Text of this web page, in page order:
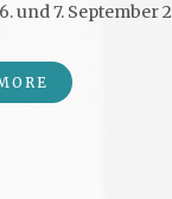
und 7. September